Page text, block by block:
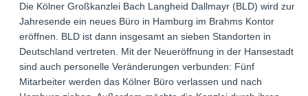
Die Kölner Großkanzlei Bach Langheid Dallmayr (BLD) wird zum
Jahresende ein neues Büro in Hamburg im Brahms Kontor
eröffnen. BLD ist dann insgesamt an sieben Standorten in
Deutschland vertreten. Mit der Neueröffnung in der Hansestadt
sind auch personelle Veränderungen verbunden: Fünf
Mitarbeiter werden das Kölner Büro verlassen und nach